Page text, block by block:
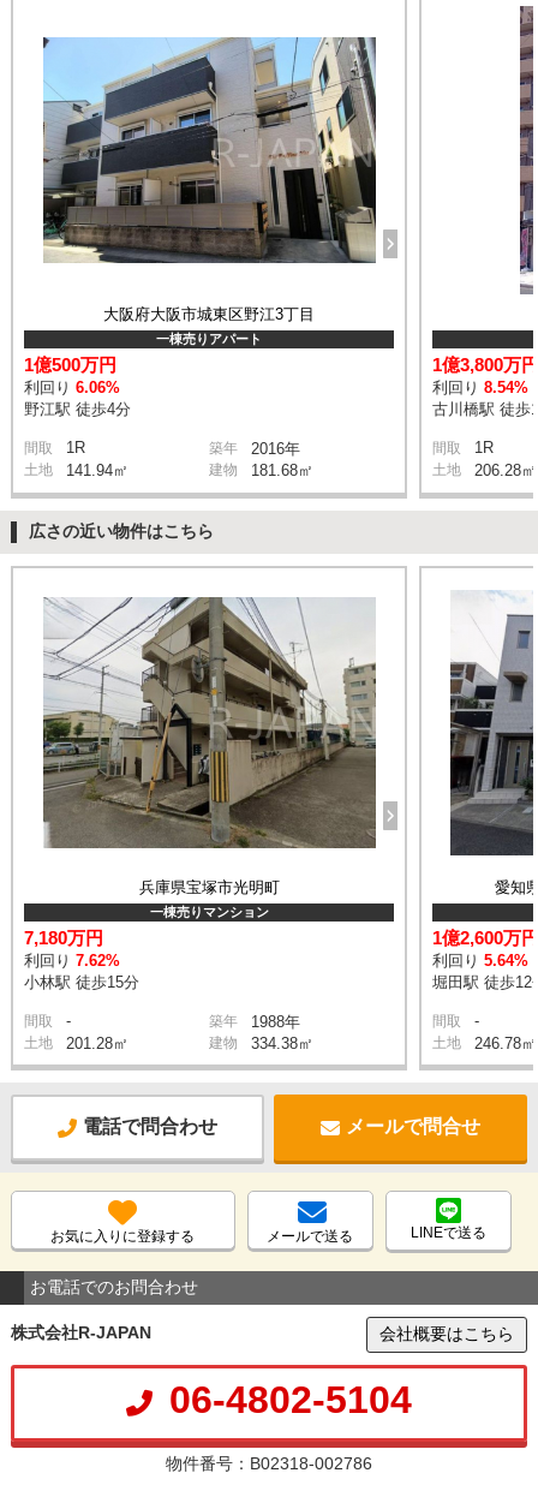
大阪府大阪市城東区野江3丁目
一棟売りアパート
1億500万円
利回り6.06%
野江駅 徒歩4分
間取 1R 築年 2016年
土地 141.94㎡ 建物 181.68㎡
1億3,800万円
利回り 8.54%
古川橋駅 徒歩
間取 1R
土地 206.28㎡
広さの近い物件はこちら
兵庫県宝塚市光明町
一棟売りマンション
7,180万円
利回り7.62%
小林駅 徒歩15分
間取 - 築年 1988年
土地 201.28㎡ 建物 334.38㎡
愛知
1億2,600万円
利回り 5.64%
堀田駅 徒歩12
間取 -
土地 246.78㎡
電話で問合わせ メールで問合せ
お気に入りに登録する メールで送る LINEで送る
お電話でのお問合わせ
株式会社R-JAPAN 会社概要はこちら
06-4802-5104
物件番号：B02318-002786